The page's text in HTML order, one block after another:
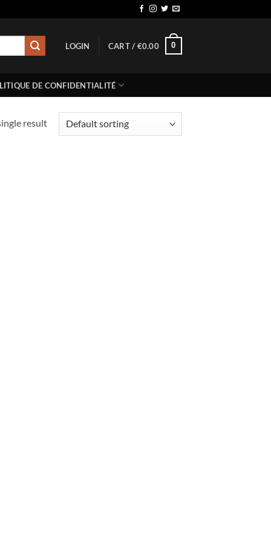
LOGIN CART / €0.00 0
DE CONFIDENTIALITÉ
result